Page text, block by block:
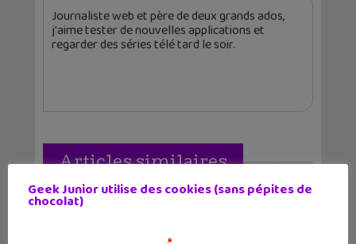
Journaliste web et père de deux grands ados,
j'aime tester de nouvelles applications et
regarder des séries télé tard le soir.
Articles similaires
Geek Junior utilise des cookies (sans pépites de
chocolat)